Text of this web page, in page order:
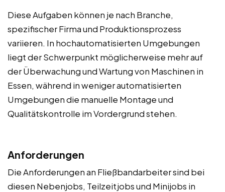
Diese Aufgaben können je nach Branche,
spezifischer Firma und Produktionsprozess
variieren. In hochautomatisierten Umgebungen
liegt der Schwerpunkt möglicherweise mehr auf
der Überwachung und Wartung von Maschinen in
Essen, während in weniger automatisierten
Umgebungen die manuelle Montage und
Qualitätskontrolle im Vordergrund stehen.
Anforderungen
Die Anforderungen an Fließbandarbeiter sind bei
diesen Nebenjobs, Teilzeitjobs und Minijobs in